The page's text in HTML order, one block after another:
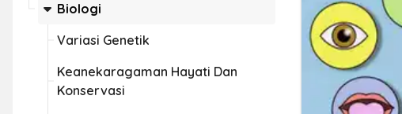
Biologi
Variasi Genetik
Keanekaragaman Hayati Dan
Konservasi